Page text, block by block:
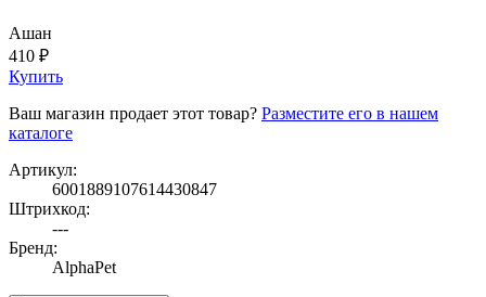
Ашан
410 ₽
Купить
Ваш магазин продает этот товар? Разместите его в нашем
каталоге
Артикул:
6001889107614430847
Штрихкод:
---
Бренд:
AlphaPet